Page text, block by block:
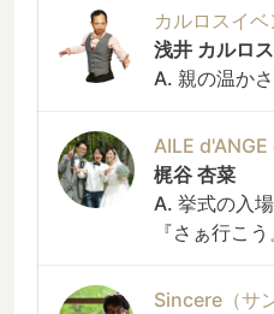
カルロスイ
浅井 カルロ
A. 親の温かさ
AILE
梶谷 杏菜
A. 挙式の入
『さぁ行こ
Sincere（サ